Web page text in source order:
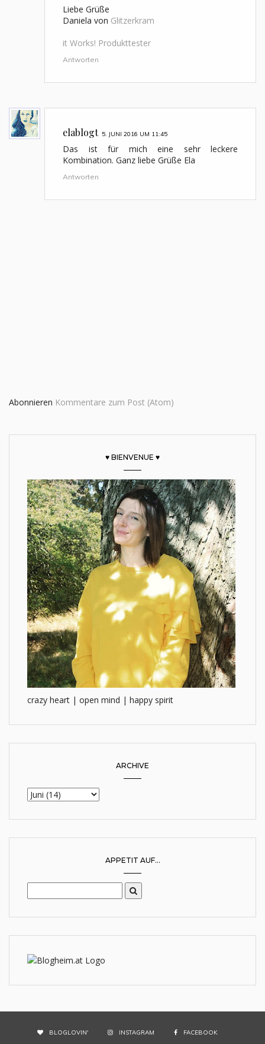
Liebe Grüße
Daniela von Glitzerkram
it Works! Produkttester
Antworten
elablogt 5. JUNI 2016 UM 11:45
Das ist für mich eine sehr leckere
Kombination. Ganz liebe Grüße Ela
Antworten
Abonnieren Kommentare zum Post (Atom)
♥ BIENVENUE ♥
crazy heart | open mind | happy spirit
ARCHIVE
APPETIT AUF...
BLOGLOVIN' INSTAGRAM FACEBOOK